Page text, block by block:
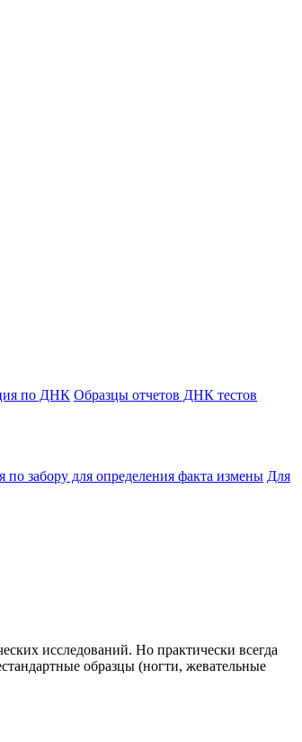
по ДНК Образцы отчетов ДНК тестов
по забору для определения факта измены Для
исследований. Но практически всегда
образцы (ногти, жевательные